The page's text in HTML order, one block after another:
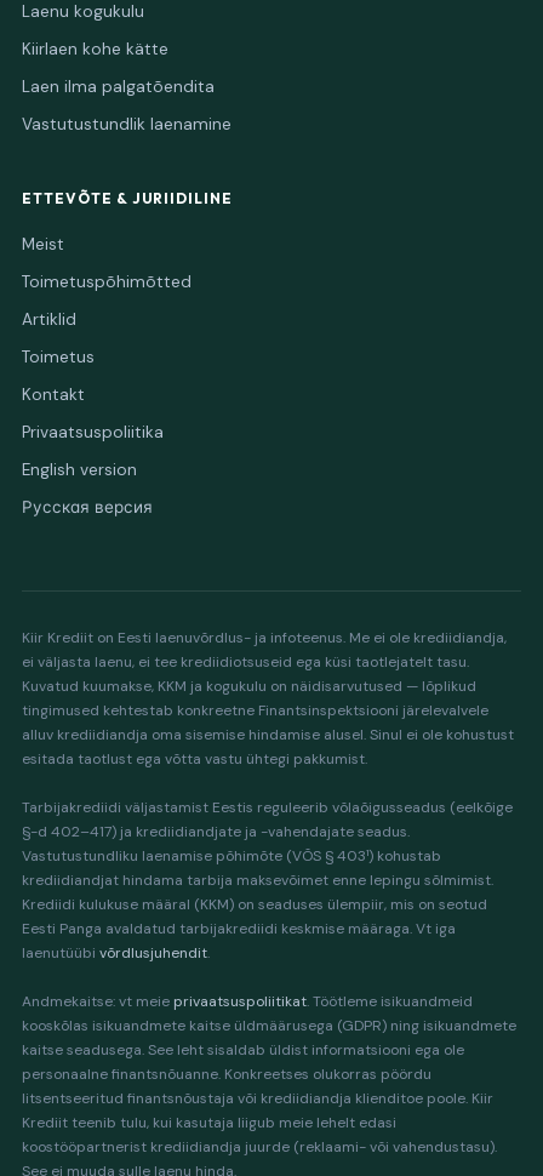
Laenu kogukulu
Kiirlaen kohe kätte
Laen ilma palgatõendita
Vastutustundlik laenamine
ETTEVÕTE & JURIIDILINE
Meist
Toimetuspõhimõtted
Artiklid
Toimetus
Kontakt
Privaatsuspoliitika
English version
Русская версия
Kiir Krediit on Eesti laenuvõrdlus- ja infoteenus. Me ei ole krediidiandja,
ei väljasta laenu, ei tee krediidiotsuseid ega küsi taotlejatelt tasu.
Kuvatud kuumakse, KKM ja kogukulu on näidisarvutused — lõplikud
tingimused kehtestab konkreetne Finantsinspektsiooni järelevalvele
alluv krediidiandja oma sisemise hindamise alusel. Sinul ei ole kohustust
esitada taotlust ega võtta vastu ühtegi pakkumist.
Tarbijakrediidi väljastamist Eestis reguleerib võlaõigusseadus (eelkõige
§-d 402–417) ja krediidiandjate ja -vahendajate seadus.
Vastutustundliku laenamise põhimõte (VÕS § 403¹) kohustab
krediidiandjat hindama tarbija maksevõimet enne lepingu sõlmimist.
Krediidi kulukuse määral (KKM) on seaduses ülempiir, mis on seotud
Eesti Panga avaldatud tarbijakrediidi keskmise määraga. Vt iga
laenutüübi võrdlusjuhendit.
Andmekaitse: vt meie privaatsuspoliitikat. Töötleme isikuandmeid
kooskõlas isikuandmete kaitse üldmäärusega (GDPR) ning isikuandmete
kaitse seadusega. See leht sisaldab üldist informatsiooni ega ole
personaalne finantsnõuanne. Konkreetses olukorras pöördu
litsentseeritud finantsnõustaja või krediidiandja klienditoe poole. Kiir
Krediit teenib tulu, kui kasutaja liigub meie lehelt edasi
koostööpartnerist krediidiandja juurde (reklaami- või vahendustasu).
See ei muuda sulle laenu hinda.